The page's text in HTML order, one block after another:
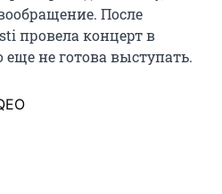
После
провела концерт в
не готова выступать.